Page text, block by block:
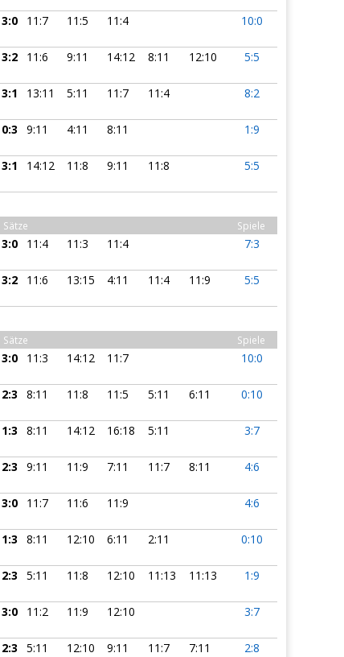
3:0 11:7 11:5 11:4 10:0
3:2 11:6 9:11 14:12 8:11 12:10 5:5
3:1 13:11 5:11 11:7 11:4 8:2
0:3 9:11 4:11 8:11 1:9
3:1 14:12 11:8 9:11 11:8 5:5
Sätze Spiele
3:0 11:4 11:3 11:4 7:3
3:2 11:6 13:15 4:11 11:4 11:9 5:5
Sätze Spiele
3:0 11:3 14:12 11:7 10:0
2:3 8:11 11:8 11:5 5:11 6:11 0:10
1:3 8:11 14:12 16:18 5:11 3:7
2:3 9:11 11:9 7:11 11:7 8:11 4:6
3:0 11:7 11:6 11:9 4:6
1:3 8:11 12:10 6:11 2:11 0:10
2:3 5:11 11:8 12:10 11:13 11:13 1:9
3:0 11:2 11:9 12:10 3:7
2:3 5:11 12:10 9:11 11:7 7:11 2:8